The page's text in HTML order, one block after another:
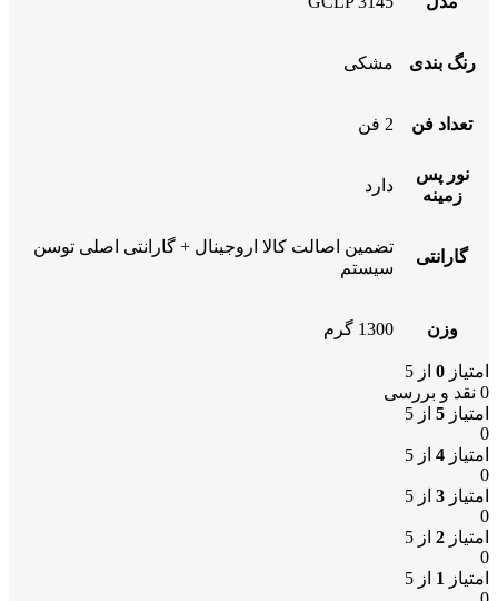
رنگ بندی مشکی
تعداد فن 2 فن
نور پس
زمینه
دارد
گارانتی
تضمین اصالت کالا اروجینال + گارانتی اصلی توسن
سیستم
وزن 1300 گرم
امتیاز 0 از 5
0 نقد و بررسی
امتیاز 5 از 5
0
امتیاز 4 از 5
0
امتیاز 3 از 5
0
امتیاز 2 از 5
0
امتیاز 1 از 5